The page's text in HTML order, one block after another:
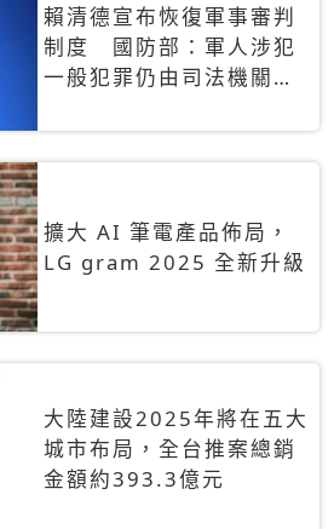
賴清德宣布恢復軍事審判
制度 國防部：軍人涉犯
一般犯罪仍由司法機關辦
擴大 AI 筆電產品佈局，
LG gram 2025 全新升級
大陸建設2025年將在五大
城市布局，全台推案總銷
金額約393.3億元